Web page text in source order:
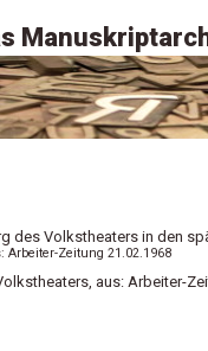
des Volkstheaters in den
Arbeiter-Zeitung 21.02.1968
aus: Arbeiter-